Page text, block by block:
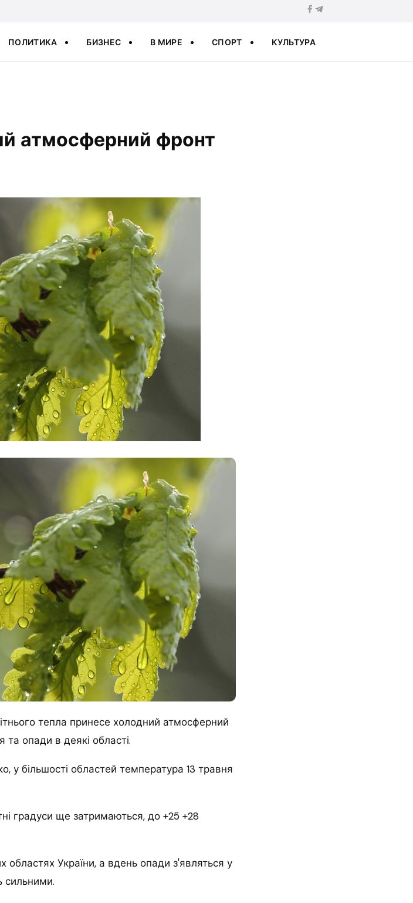
ПОЛИТИКА БИЗНЕС В МИРЕ СПОРТ КУЛЬТУРА
атмосферний фронт
тепла принесе холодний атмосферний
опади в деякі області.
у більшості областей температура 13 травня
градуси ще затримаються, до +25 +28
областях України, а вдень опади з'являться у
сильними.